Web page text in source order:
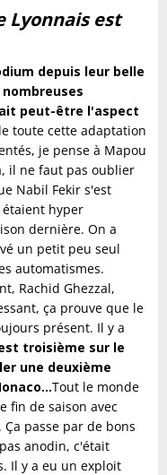
Lyonnais est
depuis leur belle
peut-être l'aspect
toute cette adaptation
je pense à Mapou
il ne faut pas oublier
Nabil Fekir s'est
étaient hyper
dernière. On a
un petit peu seul
automatismes.
Rachid Ghezzal,
ça prouve que le
présent. Il y a
troisième sur le
une deuxième
Tout le monde
fin de saison avec
passe par de bons
anodin, c'était
Il y a eu un exploit